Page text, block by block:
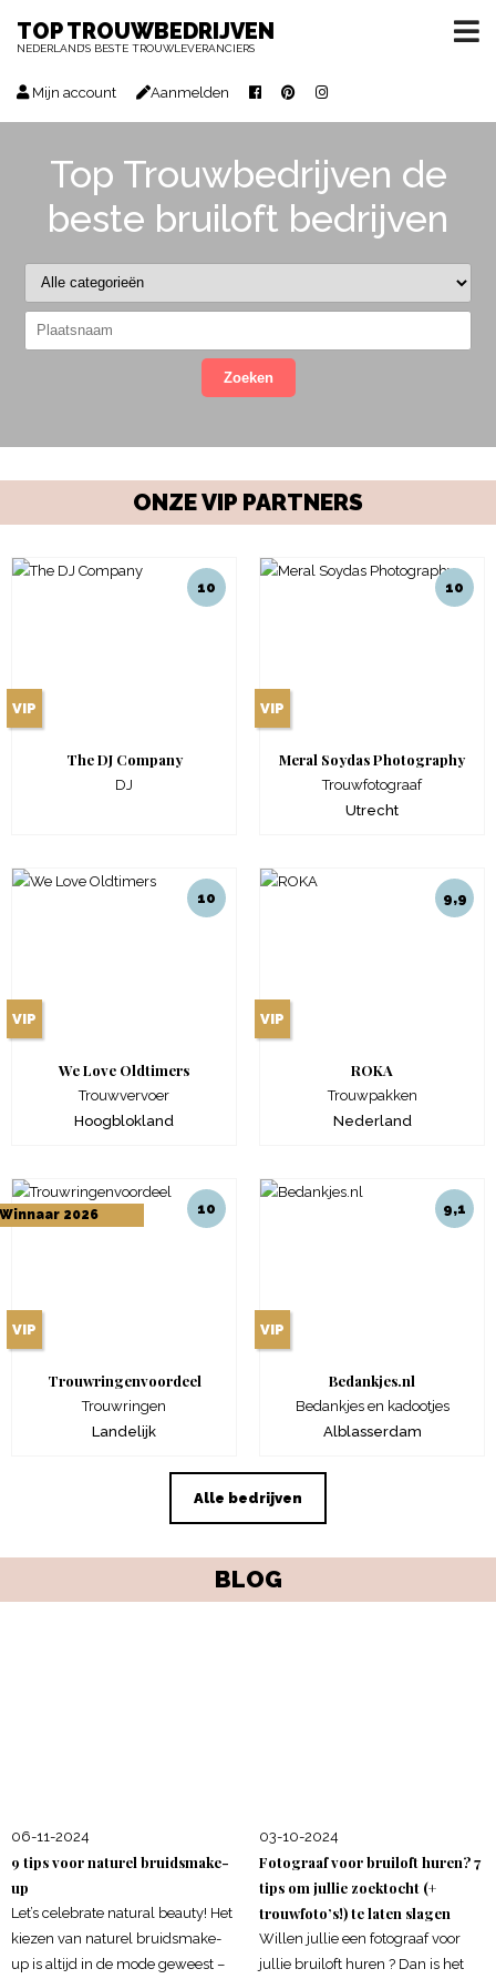
TOP TROUWBEDRIJVEN
NEDERLAND’S BESTE TROUWLEVERANCIERS
Mijn account Aanmelden
Top Trouwbedrijven de
beste bruiloft bedrijven
Zoeken
ONZE VIP PARTNERS
VIP
The DJ Company
DJ
10
VIP
Meral Soydas Photography
Trouwfotograaf
Utrecht
10
VIP
We Love Oldtimers
Trouwvervoer
Hoogblokland
10
VIP
ROKA
Trouwpakken
Nederland
9,9
VIP
Trouwringenvoordeel
Trouwringen
Landelijk
2026 10
VIP
Bedankjes.nl
Bedankjes en kadootjes
Alblasserdam
9,1
Alle bedrijven
BLOG
06-11-2024
9 tips voor naturel bruidsmake-
up
Let’s celebrate natural beauty! Het
kiezen van naturel bruidsmake-
up is altijd in de mode geweest –
03-10-2024
Fotograaf voor bruiloft huren? 7
tips om jullie zoektocht (+
trouwfoto’s!) te laten slagen
Willen jullie een fotograaf voor
jullie bruiloft huren ? Dan is het